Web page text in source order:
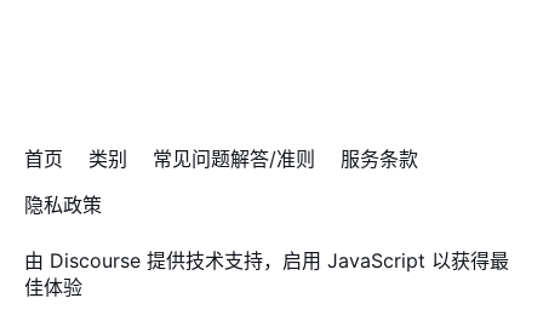
首页 类别 常见问题解答/准则
服务条款
隐私政策
由 Discourse 提供技术支持，启用 JavaScript 以获得最
佳体验